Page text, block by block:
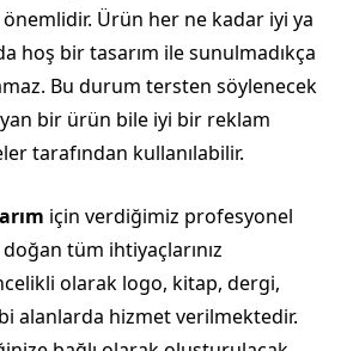
önemlidir. Ürün her ne kadar iyi ya
hoş bir tasarım ile sunulmadıkça
Bu durum tersten söylenecek
bir ürün bile iyi bir reklam
tarafından kullanılabilir.
için verdiğimiz profesyonel
tüm ihtiyaçlarınız
olarak logo, kitap, dergi,
alanlarda hizmet verilmektedir.